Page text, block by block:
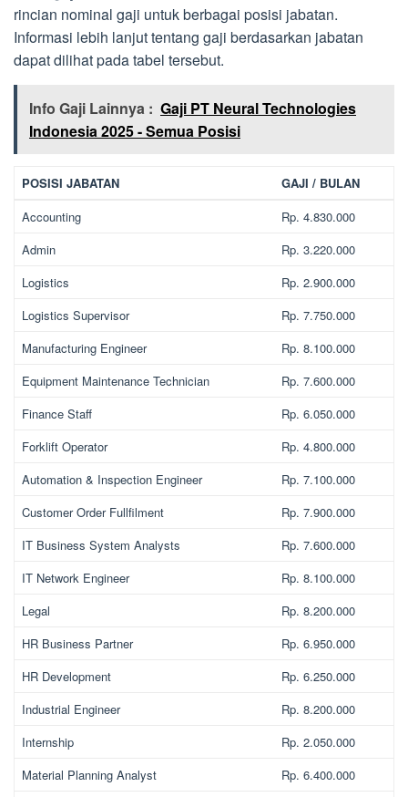
rincian nominal gaji untuk berbagai posisi jabatan.
Informasi lebih lanjut tentang gaji berdasarkan jabatan
dapat dilihat pada tabel tersebut.
Info Gaji Lainnya : Gaji PT Neural Technologies
Indonesia 2025 - Semua Posisi
POSISI JABATAN
GAJI / BULAN
Accounting
Rp. 4.830.000
Admin
Rp. 3.220.000
Logistics
Rp. 2.900.000
Logistics Supervisor
Rp. 7.750.000
Manufacturing Engineer
Rp. 8.100.000
Equipment Maintenance Technician
Rp. 7.600.000
Finance Staff
Rp. 6.050.000
Forklift Operator
Rp. 4.800.000
Automation & Inspection Engineer
Rp. 7.100.000
Customer Order Fullfilment
Rp. 7.900.000
IT Business System Analysts
Rp. 7.600.000
IT Network Engineer
Rp. 8.100.000
Legal
Rp. 8.200.000
HR Business Partner
Rp. 6.950.000
HR Development
Rp. 6.250.000
Industrial Engineer
Rp. 8.200.000
Internship
Rp. 2.050.000
Material Planning Analyst
Rp. 6.400.000